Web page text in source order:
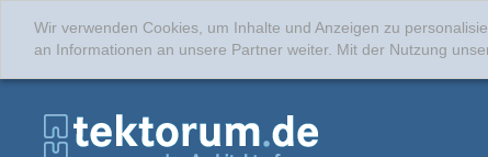
Wir verwenden Cookies, um Inhalte und Anzeigen zu
an Informationen an unsere Partner weiter. Mit der Nutzung